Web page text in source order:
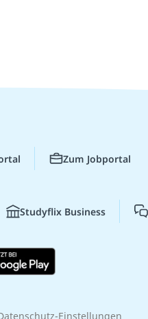
Zum Jobportal
Studyflix Business
Einstellungen